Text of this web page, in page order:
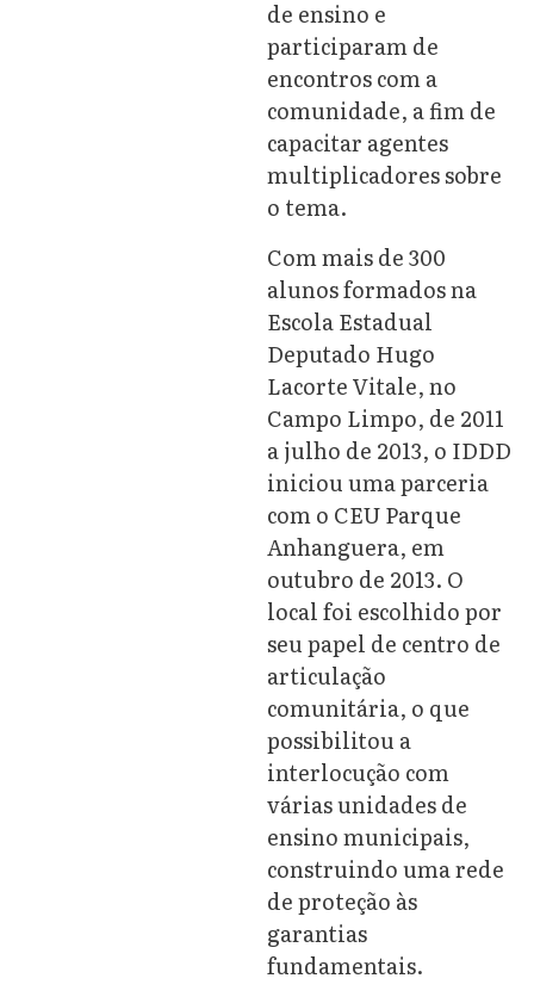
de ensino e
participaram de
encontros com a
comunidade, a fim de
capacitar agentes
multiplicadores sobre
o tema.
Com mais de 300
alunos formados na
Escola Estadual
Deputado Hugo
Lacorte Vitale, no
Campo Limpo, de 2011
a julho de 2013, o IDDD
iniciou uma parceria
com o CEU Parque
Anhanguera, em
outubro de 2013. O
local foi escolhido por
seu papel de centro de
articulação
comunitária, o que
possibilitou a
interlocução com
várias unidades de
ensino municipais,
construindo uma rede
de proteção às
garantias
fundamentais.